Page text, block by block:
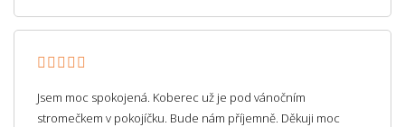
Jsem moc spokojená. Koberec už je pod vánočním
stromečkem v pokojíčku. Bude nám příjemně. Děkuji moc